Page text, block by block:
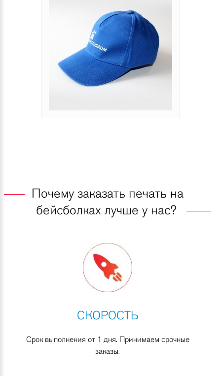
Почему заказать печать на
бейсболках лучше у нас?
СКОРОСТЬ
Срок выполнения от 1 дня. Принимаем срочные
заказы.